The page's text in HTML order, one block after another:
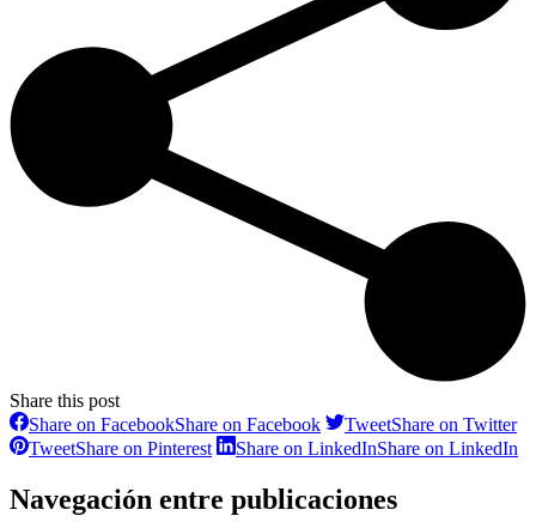
Share this post
Share on FacebookShare on Facebook TweetShare on Twitter
TweetShare on Pinterest Share on LinkedInShare on LinkedIn
Navegación entre publicaciones